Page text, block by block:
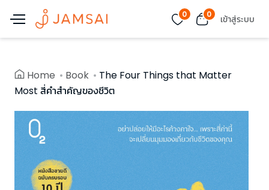
0 0 เข้าสู่ระบบ
Home Book
The Four Things that Matter
Most สี่คำสำคัญของชีวิต